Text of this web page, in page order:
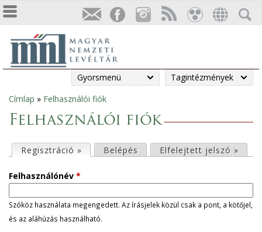
Gyorsmenü Tagintézmények
Jelenlegi
hely
Címlap » Felhasználói fiók
Felhasználói fiók
l
s
ő
Regisztráció » (aktív fül)
Belépés Elfelejtett jelszó »
Felhasználónév *
Szóköz használata megengedett. Az írásjelek közül csak a pont, a kötőjel,
és az aláhúzás használható.